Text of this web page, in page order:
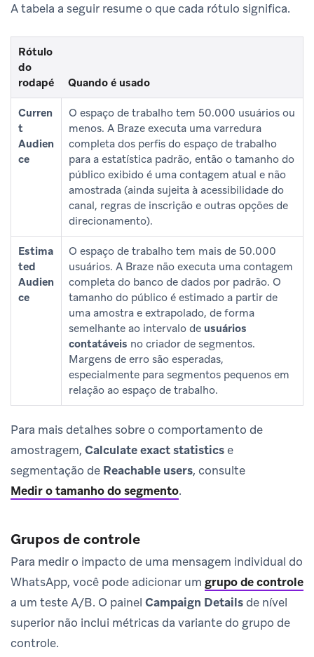
A tabela a seguir resume o que cada rótulo significa.
Rótulo
do
rodapé
Quando é usado
Curren
t
Audien
ce
O espaço de trabalho tem 50.000 usuários ou
menos. A Braze executa uma varredura
completa dos perfis do espaço de trabalho
para a estatística padrão, então o tamanho do
público exibido é uma contagem atual e não
amostrada (ainda sujeita à acessibilidade do
canal, regras de inscrição e outras opções de
direcionamento).
Estima
ted
Audien
ce
O espaço de trabalho tem mais de 50.000
usuários. A Braze não executa uma contagem
completa do banco de dados por padrão. O
tamanho do público é estimado a partir de
uma amostra e extrapolado, de forma
semelhante ao intervalo de usuários
contatáveis no criador de segmentos.
Margens de erro são esperadas,
especialmente para segmentos pequenos em
relação ao espaço de trabalho.
Para mais detalhes sobre o comportamento de
amostragem, Calculate exact statisticse
segmentação de Reachable users, consulte
Medir o tamanho do segmento.
Grupos de controle
Para medir o impacto de uma mensagem individual do
WhatsApp, você pode adicionar um grupo de controle
a um teste A/B. O painel Campaign Detailsde nível
superior não inclui métricas da variante do grupo de
controle.